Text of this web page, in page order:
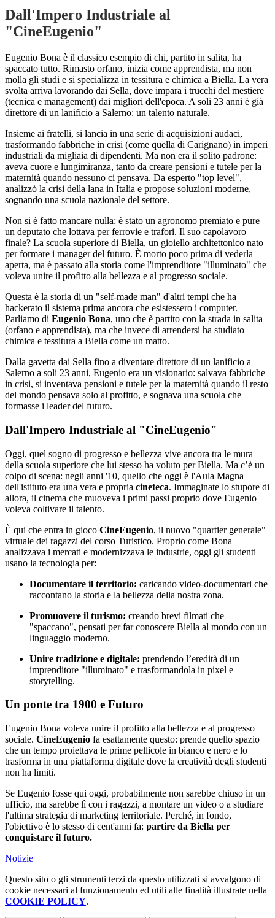
Dall'Impero Industriale al
"CineEugenio"
Eugenio Bona è il classico esempio di chi, partito in salita, ha
spaccato tutto. Rimasto orfano, inizia come apprendista, ma non
molla gli studi e si specializza in tessitura e chimica a Biella. La vera
svolta arriva lavorando dai Sella, dove impara i trucchi del mestiere
(tecnica e management) dai migliori dell'epoca. A soli 23 anni è già
direttore di un lanificio a Salerno: un talento naturale.
Insieme ai fratelli, si lancia in una serie di acquisizioni audaci,
trasformando fabbriche in crisi (come quella di Carignano) in imperi
industriali da migliaia di dipendenti. Ma non era il solito padrone:
aveva cuore e lungimiranza, tanto da creare pensioni e tutele per la
maternità quando nessuno ci pensava. Da esperto "top level",
analizzò la crisi della lana in Italia e propose soluzioni moderne,
sognando una scuola nazionale del settore.
Non si è fatto mancare nulla: è stato un agronomo premiato e pure
un deputato che lottava per ferrovie e trafori. Il suo capolavoro
finale? La scuola superiore di Biella, un gioiello architettonico nato
per formare i manager del futuro. È morto poco prima di vederla
aperta, ma è passato alla storia come l'imprenditore "illuminato" che
voleva unire il profitto alla bellezza e al progresso sociale.
Questa è la storia di un "self-made man" d'altri tempi che ha
hackerato il sistema prima ancora che esistessero i computer.
Parliamo di Eugenio Bona, uno che è partito con la strada in salita
(orfano e apprendista), ma che invece di arrendersi ha studiato
chimica e tessitura a Biella come un matto.
Dalla gavetta dai Sella fino a diventare direttore di un lanificio a
Salerno a soli 23 anni, Eugenio era un visionario: salvava fabbriche
in crisi, si inventava pensioni e tutele per la maternità quando il resto
del mondo pensava solo al profitto, e sognava una scuola che
formasse i leader del futuro.
Dall'Impero Industriale al "CineEugenio"
Oggi, quel sogno di progresso e bellezza vive ancora tra le mura
della scuola superiore che lui stesso ha voluto per Biella. Ma c’è un
colpo di scena: negli anni '10, quello che oggi è l'Aula Magna
dell'istituto era una vera e propria cineteca. Immaginate lo stupore di
allora, il cinema che muoveva i primi passi proprio dove Eugenio
voleva coltivare il talento.
È qui che entra in gioco CineEugenio, il nuovo "quartier generale"
virtuale dei ragazzi del corso Turistico. Proprio come Bona
analizzava i mercati e modernizzava le industrie, oggi gli studenti
usano la tecnologia per:
Documentare il territorio: caricando video-documentari che
raccontano la storia e la bellezza della nostra zona.
Promuovere il turismo: creando brevi filmati che
"spaccano", pensati per far conoscere Biella al mondo con un
linguaggio moderno.
Unire tradizione e digitale: prendendo l’eredità di un
imprenditore "illuminato" e trasformandola in pixel e
storytelling.
Un ponte tra 1900 e Futuro
Eugenio Bona voleva unire il profitto alla bellezza e al progresso
sociale. CineEugenio fa esattamente questo: prende quello spazio
che un tempo proiettava le prime pellicole in bianco e nero e lo
trasforma in una piattaforma digitale dove la creatività degli studenti
non ha limiti.
Se Eugenio fosse qui oggi, probabilmente non sarebbe chiuso in un
ufficio, ma sarebbe lì con i ragazzi, a montare un video o a studiare
l'ultima strategia di marketing territoriale. Perché, in fondo,
l'obiettivo è lo stesso di cent'anni fa: partire da Biella per
conquistare il futuro.
Notizie
Questo sito o gli strumenti terzi da questo utilizzati si avvalgono di
cookie necessari al funzionamento ed utili alle finalità illustrate nella
COOKIE POLICY.